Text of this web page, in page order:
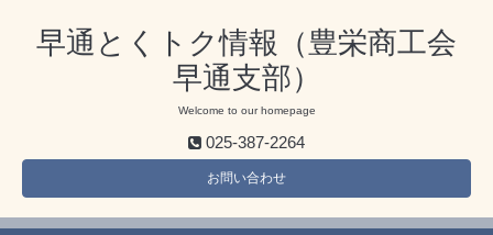
早通とくトク情報（豊栄商工会
早通支部）
Welcome to our homepage
025-387-2264
お問い合わせ